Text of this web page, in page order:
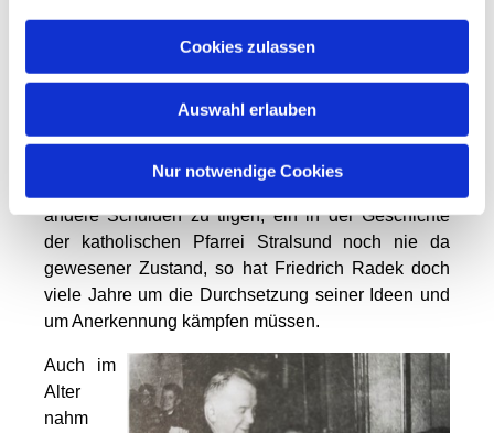
Cookies zulassen
Auswahl erlauben
Nur notwendige Cookies
Hochseeflotte, Rundfahrt des Bischofs durch
Trotz seiner Erfolge bei der Verwaltung der Pfarrei,
andere Schulden zu tilgen, ein in der Geschichte
der katholischen Pfarrei Stralsund noch nie da
gewesener Zustand, so hat Friedrich Radek doch
viele Jahre um die Durchsetzung seiner Ideen und
um Anerkennung kämpfen müssen.
Auch im
Alter
nahm